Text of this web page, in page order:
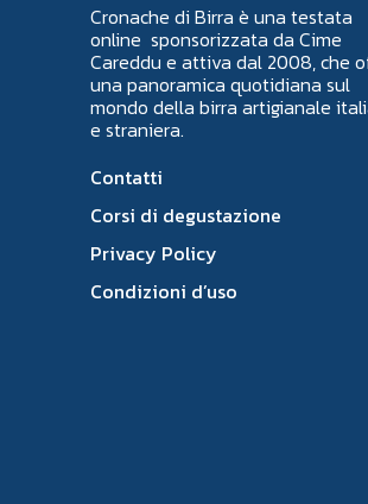
Cronache di Birra è una testata
online sponsorizzata da Cime
Careddu e attiva dal 2008, che
una panoramica quotidiana sul
mondo della birra artigianale
e straniera.
Contatti
Corsi di degustazione
Privacy Policy
Condizioni d’uso